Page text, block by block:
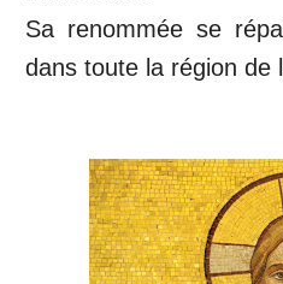
Sa renommée se
dans toute la région de